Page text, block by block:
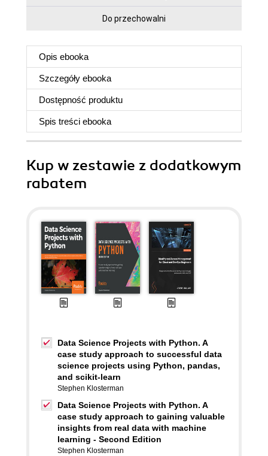
Do przechowalni
Opis ebooka
Szczegóły ebooka
Dostępność produktu
Spis treści ebooka
Kup w zestawie z dodatkowym
rabatem
Data Science Projects with Python. A
case study approach to successful data
science projects using Python, pandas,
and scikit-learn
Stephen Klosterman
Data Science Projects with Python. A
case study approach to gaining valuable
insights from real data with machine
learning - Second Edition
Stephen Klosterman